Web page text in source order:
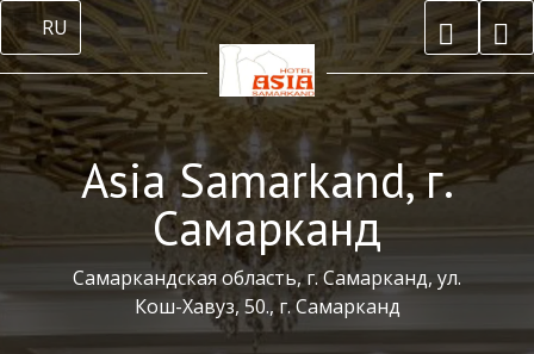
RU
Asia Samarkand, г.
Самарканд
Самаркандская область, г. Самарканд, ул.
Кош-Хавуз, 50., г. Самарканд